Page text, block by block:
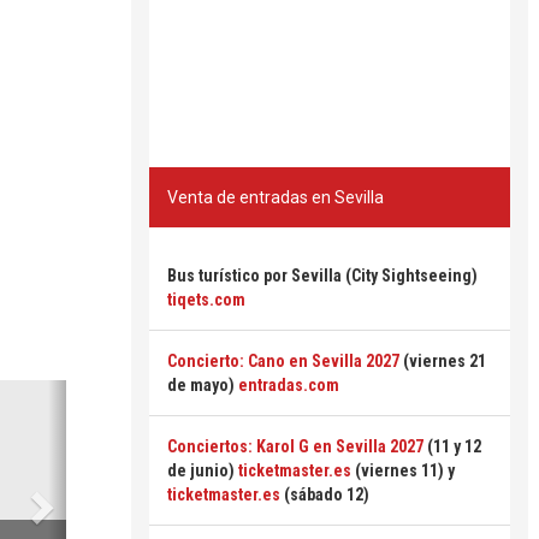
Venta de entradas en Sevilla
Bus turístico por Sevilla (City Sightseeing)
tiqets.com
Concierto: Cano en Sevilla 2027 (viernes 21
de mayo) entradas.com
Conciertos: Karol G en Sevilla 2027 (11 y 12
de junio) ticketmaster.es (viernes 11) y
ticketmaster.es (sábado 12)